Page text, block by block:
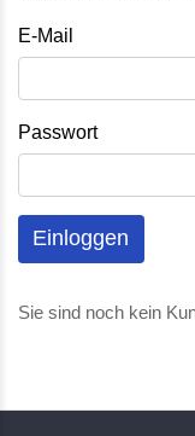
E-Mail
Passwort
Einloggen
Sie sind noch kein